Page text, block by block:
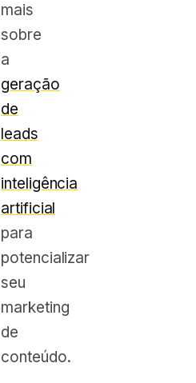
mais
sobre
a
geração
de
leads
com
inteligência
artificial
para
potencializar
seu
marketing
de
conteúdo.